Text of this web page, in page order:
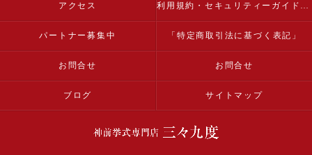
アクセス 利用規約・セキュリティーガイドライン
パートナー募集中 「特定商取引法に基づく表記」
お問合せ お問合せ
ブログ サイトマップ